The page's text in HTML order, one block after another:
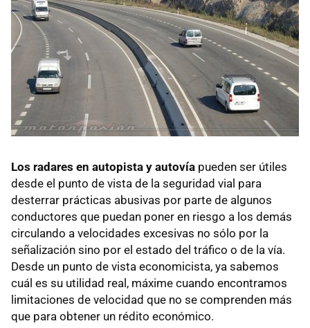
Los radares en autopista y autovía pueden ser útiles
desde el punto de vista de la seguridad vial para
desterrar prácticas abusivas por parte de algunos
conductores que puedan poner en riesgo a los demás
circulando a velocidades excesivas no sólo por la
señalización sino por el estado del tráfico o de la vía.
Desde un punto de vista economicista, ya sabemos
cuál es su utilidad real, máxime cuando encontramos
limitaciones de velocidad que no se comprenden más
que para obtener un rédito económico.